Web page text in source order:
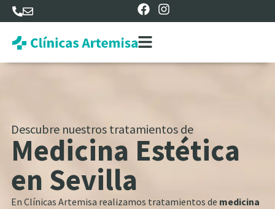
Descubre nuestros tratamientos de
Medicina Estética
en Sevilla
En Clínicas Artemisa realizamos tratamientos de medicina